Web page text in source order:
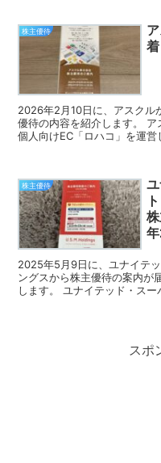
株主優待
2026年2月10日に、アスクル
優待の内容を紹介します。 ア
個人向けEC「ロハコ」を運
株主優待
年
2025年5月9日に、ユナイテ
ングスから株主優待の案内が
します。 ユナイテッド・ス
スポ